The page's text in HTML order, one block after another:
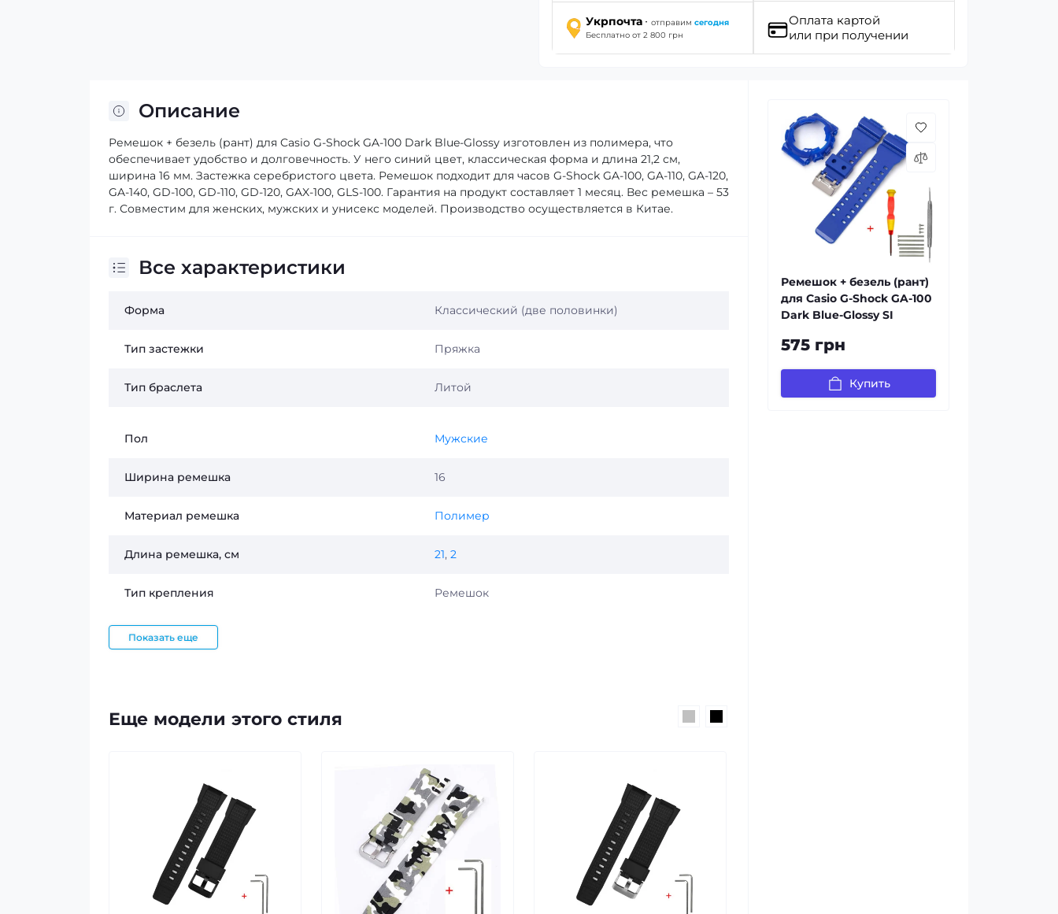
Укрпочта · отправим сегодня
Бесплатно от 2 800 грн
Оплата картой
или при получении
Описание
Ремешок + безель (рант) для Casio G-Shock GA-100 Dark Blue-Glossy изготовлен из полимера, что
обеспечивает удобство и долговечность. У него синий цвет, классическая форма и длина 21,2 см,
ширина 16 мм. Застежка серебристого цвета. Ремешок подходит для часов G-Shock GA-100, GA-110, GA-120,
GA-140, GD-100, GD-110, GD-120, GAX-100, GLS-100. Гарантия на продукт составляет 1 месяц. Вес ремешка – 53
г. Совместим для женских, мужских и унисекс моделей. Производство осуществляется в Китае.
Все характеристики
Форма Классический (две половинки)
Тип застежки Пряжка
Тип браслета Литой
Пол Мужские
Ширина ремешка 16
Материал ремешка Полимер
Длина ремешка, см 21, 2
Тип крепления Ремешок
Показать еще
Еще модели этого стиля
Ремешок + безель (рант)
для Casio G-Shock GA-100
Dark Blue-Glossy SI
575 грн
Купить